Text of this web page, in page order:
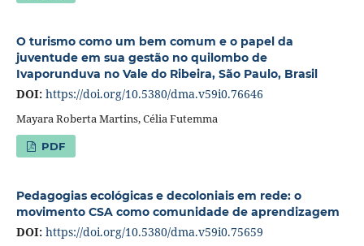
O turismo como um bem comum e o papel da
juventude em sua gestão no quilombo de
Ivaporunduva no Vale do Ribeira, São Paulo, Brasil
DOI: https://doi.org/10.5380/dma.v59i0.76646
Mayara Roberta Martins, Célia Futemma
PDF
Pedagogias ecológicas e decoloniais em rede: o
movimento CSA como comunidade de aprendizagem
DOI: https://doi.org/10.5380/dma.v59i0.75659